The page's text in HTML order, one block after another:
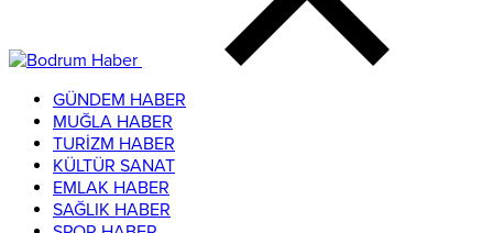
GÜNDEM HABER
MUĞLA HABER
TURİZM HABER
KÜLTÜR SANAT
EMLAK HABER
SAĞLIK HABER